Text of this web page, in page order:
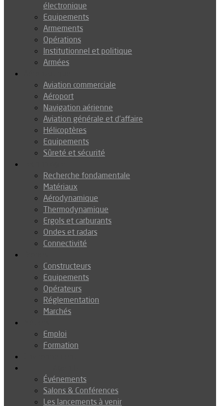
électronique
Equipements
Armements
Opérations
Institutionnel et politique
Armées
Aviation commerciale
Aéroport
Navigation aérienne
Aviation générale et d’affaire
Hélicoptères
Equipements
Sûreté et sécurité
Recherche fondamentale
Matériaux
Aérodynamique
Thermodynamique
Ergols et carburants
Ondes et radars
Connectivité
Constructeurs
Equipements
Opérateurs
Réglementation
Marchés
Emploi
Formation
Événements
Salons & Conférences
Les lancements à venir